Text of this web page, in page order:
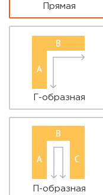
Прямая
Г-образная
П-образная